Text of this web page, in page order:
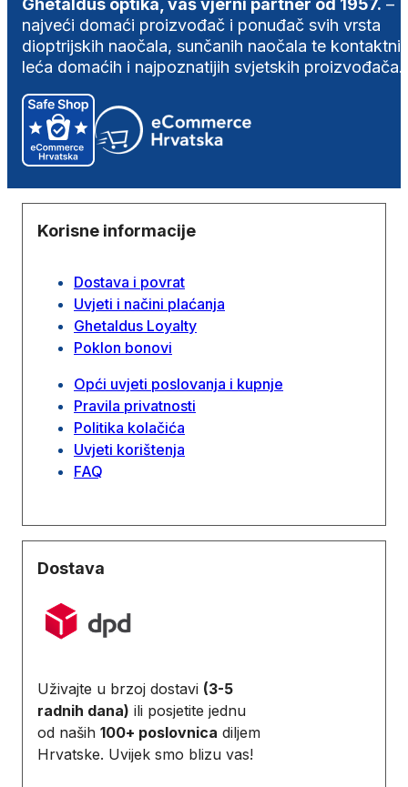
najveći domaći proizvođač i ponuđač svih vrsta
dioptrijskih naočala, sunčanih naočala te
leća domaćih i najpoznatijih svjetskih proizvođača.
Korisne informacije
Dostava i povrat
Uvjeti i načini plaćanja
Ghetaldus Loyalty
Poklon bonovi
Opći uvjeti poslovanja i kupnje
Pravila privatnosti
Politika kolačića
Uvjeti korištenja
FAQ
Dostava
Uživajte u brzoj dostavi (3-5
radnih dana) ili posjetite jednu
od naših 100+ poslovnica diljem
Hrvatske. Uvijek smo blizu vas!